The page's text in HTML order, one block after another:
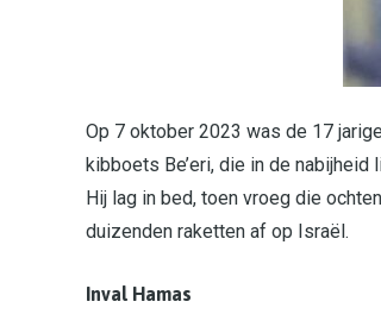
Op 7 oktober 2023 was de 17
kibboets Be’eri, die in de nabijheid
Hij lag in bed, toen vroeg die
duizenden raketten af op Israël.
Inval Hamas